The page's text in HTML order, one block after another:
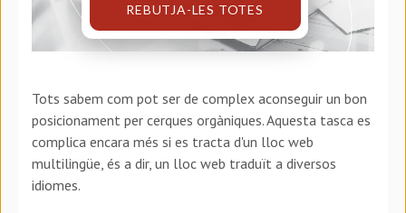
REBUTJA-LES TOTES
Tots sabem com pot ser de complex aconseguir un bon
posicionament per cerques orgàniques. Aquesta tasca es
complica encara més si es tracta d'un lloc web
multilingüe, és a dir, un lloc web traduït a diversos
idiomes.